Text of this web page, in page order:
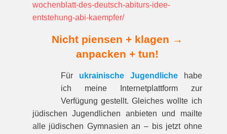
wochenblatt-des-deutsch-abiturs-idee-
entstehung-abi-kaempfer/
Nicht piensen + klagen →
anpacken + tun!
Für ukrainische Jugendlichehabe
ich meine Internetplattform zur
Verfügung gestellt. Gleiches wollte ich
jüdischen Jugendlichen anbieten und mailte
alle jüdischen Gymnasien an – bis jetzt ohne